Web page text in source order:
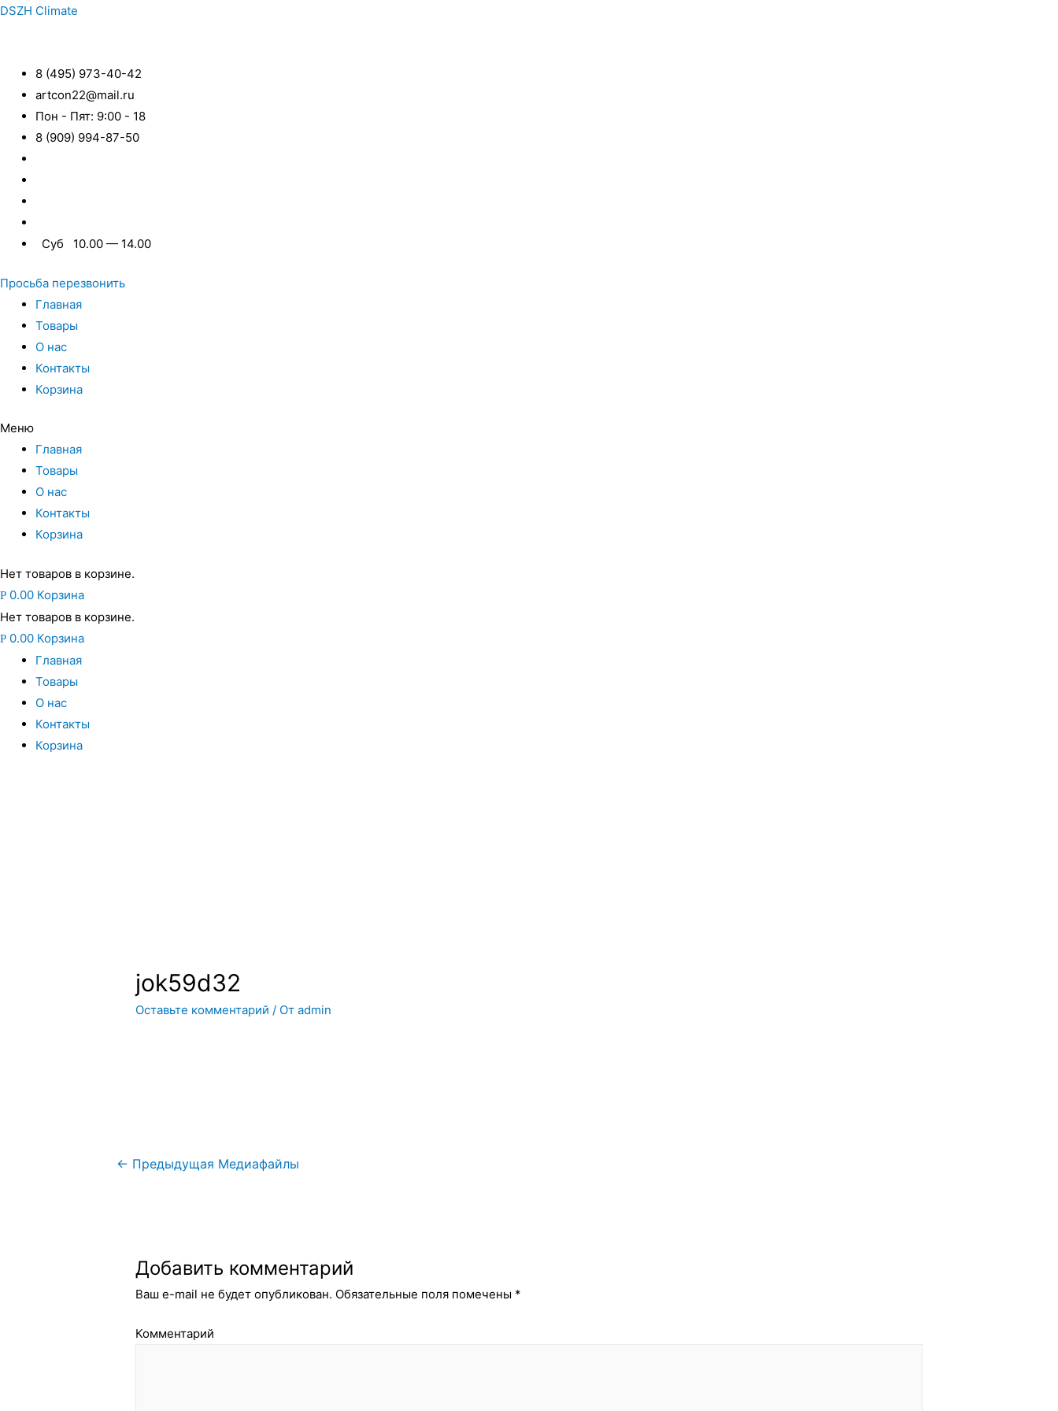
DSZH Climate
8 (495) 973-40-42
artcon22@mail.ru
Пон - Пят: 9:00 - 18
8 (909) 994-87-50
Суб 10.00 — 14.00
Просьба перезвонить
Главная
Товары
О нас
Контакты
Корзина
Меню
Главная
Товары
О нас
Контакты
Корзина
Нет товаров в корзине.
Р 0.00 Корзина
Нет товаров в корзине.
Р 0.00 Корзина
Главная
Товары
О нас
Контакты
Корзина
jok59d32
Оставьте комментарий / Отadmin
Навигация
записям
← Предыдущая Медиафайлы
Добавить комментарий
Ваш e-mail не будет опубликован. Обязательные поля помечены *
Комментарий